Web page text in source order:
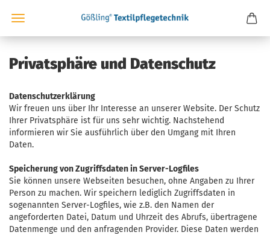
Privatsphäre und Datenschutz
Datenschutzerklärung
Wir freuen uns über Ihr Interesse an unserer Website. Der Schutz
Ihrer Privatsphäre ist für uns sehr wichtig. Nachstehend
informieren wir Sie ausführlich über den Umgang mit Ihren
Daten.
Speicherung von Zugriffsdaten in Server-Logfiles
Sie können unsere Webseiten besuchen, ohne Angaben zu Ihrer
Person zu machen. Wir speichern lediglich Zugriffsdaten in
sogenannten Server-Logfiles, wie z.B. den Namen der
angeforderten Datei, Datum und Uhrzeit des Abrufs, übertragene
Datenmenge und den anfragenden Provider. Diese Daten werden